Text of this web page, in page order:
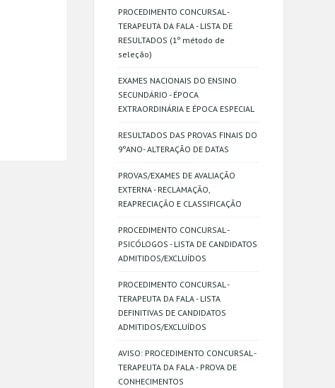
PROCEDIMENTO CONCURSAL -
TERAPEUTA DA FALA - LISTA DE
RESULTADOS (1º método de
seleção)
EXAMES NACIONAIS DO ENSINO
SECUNDÁRIO - ÉPOCA
EXTRAORDINÁRIA E ÉPOCA ESPECIAL
RESULTADOS DAS PROVAS FINAIS DO
9ºANO- ALTERAÇÃO DE DATAS
PROVAS/EXAMES DE AVALIAÇÃO
EXTERNA - RECLAMAÇÃO,
REAPRECIAÇÃO E CLASSIFICAÇÃO
PROCEDIMENTO CONCURSAL -
PSICÓLOGOS - LISTA DE CANDIDATOS
ADMITIDOS/EXCLUÍDOS
PROCEDIMENTO CONCURSAL -
TERAPEUTA DA FALA - LISTA
DEFINITIVAS DE CANDIDATOS
ADMITIDOS/EXCLUÍDOS
AVISO: PROCEDIMENTO CONCURSAL -
TERAPEUTA DA FALA - PROVA DE
CONHECIMENTOS